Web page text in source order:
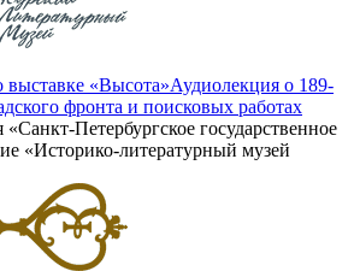
«Высота»Аудиолекция о 189-
фронта и поисковых работах
Петербургское государственное
«Историко-литературный музей